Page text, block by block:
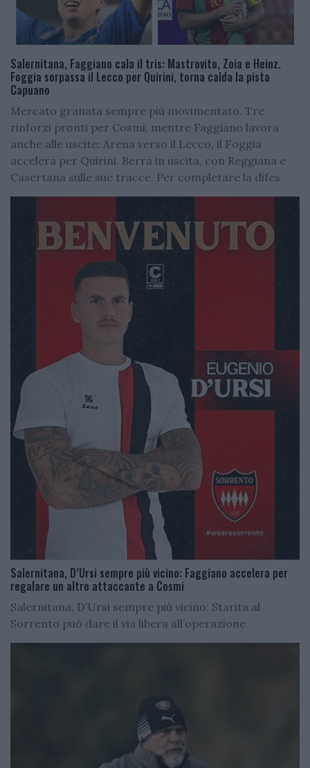
Salernitana, Faggiano cala il tris: Mastrovito, Zoia e Heinz.
Foggia sorpassa il Lecco per Quirini, torna calda la pista
Capuano
Mercato granata sempre più movimentato. Tre
rinforzi pronti per Cosmi, mentre Faggiano lavora
anche alle uscite: Arena verso il Lecco, il Foggia
accelera per Quirini. Berra in uscita, con Reggiana e
Casertana sulle sue tracce. Per completare la difes
Salernitana, D’Ursi sempre più vicino: Faggiano accelera per
regalare un altro attaccante a Cosmi
Salernitana, D’Ursi sempre più vicino: Starita al
Sorrento può dare il via libera all’operazione